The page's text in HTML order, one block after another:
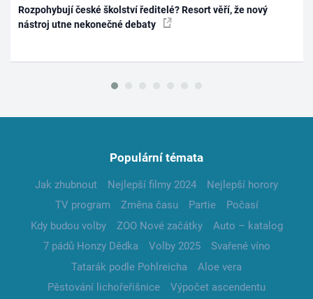
Rozpohybují české školství ředitelé? Resort věří, že nový
nástroj utne nekonečné debaty
Populární témata
Jak zhubnout Nejlepší filmy 2024
Nejlepší horory
TV program
Změna času Partie
Počasí
Kdy budou volby
ZOO Nové začátky
Auto – katalog
7 pádů Honzy Dědka
Volby 2025
Svařené víno
Tatarák podle Pohlreicha
Aloe vera
Pěstování lichořeřišnice
Výpočet ascendentu